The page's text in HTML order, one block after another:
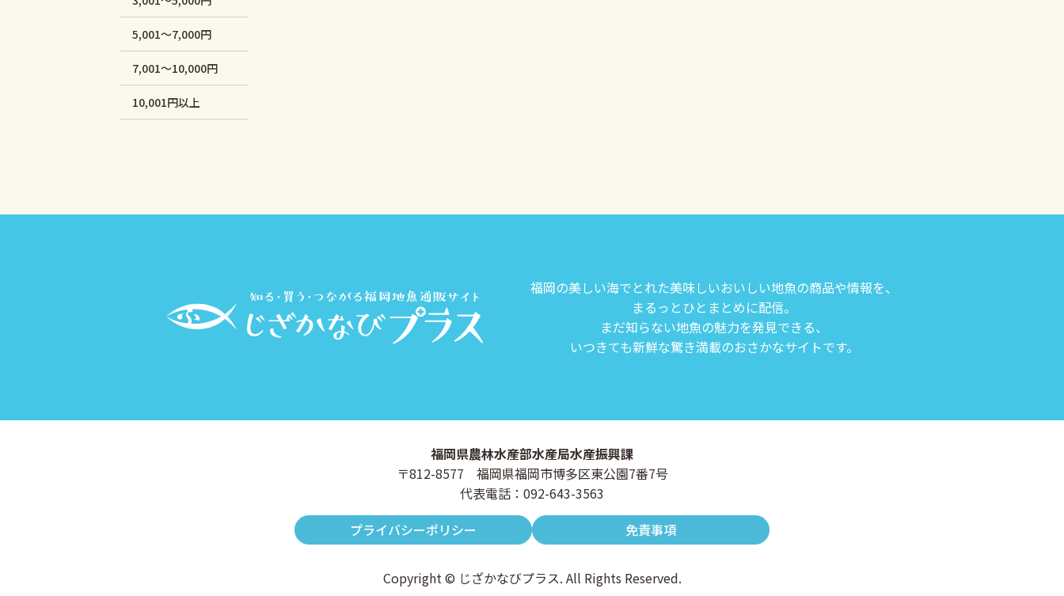
5,001～7,000円
7,001～10,000円
10,001円以上
福岡の美しい海でとれた美味しいおいしい地魚の商品や情報を、
まるっとひとまとめに配信。
まだ知らない地魚の魅力を発見できる、
いつきても新鮮な驚き満載のおさかなサイトです。
福岡県農林水産部水産局水産振興課
〒812-8577 福岡県福岡市博多区東公園7番7号
代表電話：092-643-3563
プライバシーポリシー
免責事項
Copyright © じざかなびプラス. All Rights Reserved.